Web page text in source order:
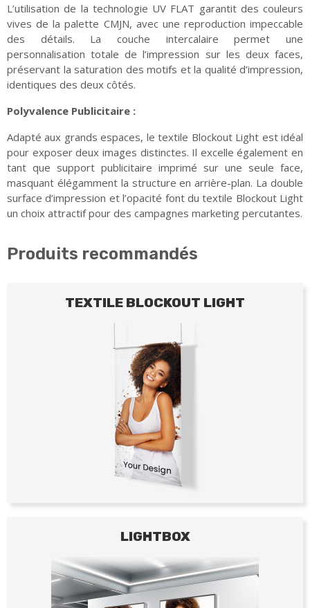
L’utilisation de la technologie UV FLAT garantit des couleurs
vives de la palette CMJN, avec une reproduction impeccable
des détails. La couche intercalaire permet une
personnalisation totale de l’impression sur les deux faces,
préservant la saturation des motifs et la qualité d’impression,
identiques des deux côtés.
Polyvalence Publicitaire :
Adapté aux grands espaces, le textile Blockout Light est idéal
pour exposer deux images distinctes. Il excelle également en
tant que support publicitaire imprimé sur une seule face,
masquant élégamment la structure en arrière-plan. La double
surface d’impression et l’opacité font du textile Blockout Light
un choix attractif pour des campagnes marketing percutantes.
Produits recommandés
TEXTILE BLOCKOUT LIGHT
LIGHTBOX